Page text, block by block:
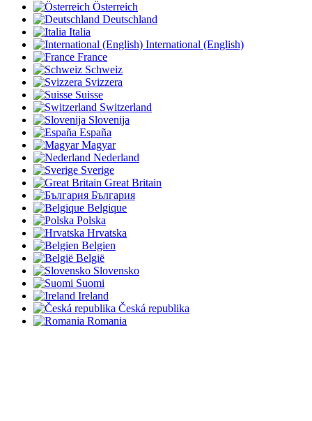
Österreich
Deutschland
Italia
International (English)
France
Schweiz
Svizzera
Suisse
Switzerland
Slovenija
España
Magyar
Nederland
Sverige
Great Britain
България
Belgique
Polska
Hrvatska
Belgien
België
Slovensko
Suomi
Ireland
Česká republika
Romania